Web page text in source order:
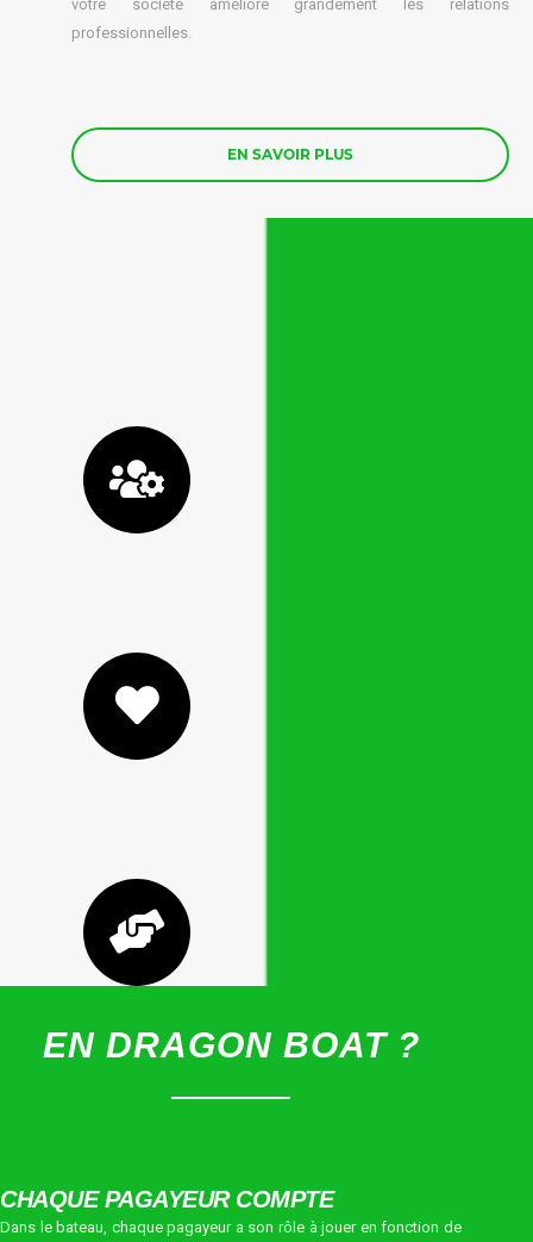
votre société améliore grandement les relations
professionnelles.
EN SAVOIR PLUS
EN DRAGON BOAT ?
CHAQUE PAGAYEUR COMPTE
Dans le bateau, chaque pagayeur a son rôle à jouer en fonction de